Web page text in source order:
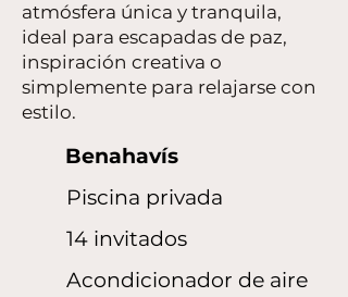
atmósfera única y tranquila,
ideal para escapadas de paz,
inspiración creativa o
simplemente para relajarse con
estilo.
Benahavís
Piscina privada
14 invitados
Acondicionador de aire